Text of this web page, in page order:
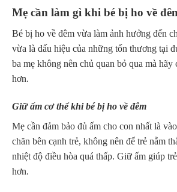
Mẹ cần làm gì khi bé bị ho về
Bé bị ho về đêm vừa làm ảnh hưởng đến
vừa là dấu hiệu của những tổn thương tại
ba mẹ không nên chủ quan bỏ qua mà hãy
hơn.
Giữ ấm cơ thể khi bé bị ho về đêm
Mẹ cần đảm bảo đủ ấm cho con nhất là
chăn bên cạnh trẻ, không nên để trẻ nằm
nhiệt độ điều hòa quá thấp. Giữ ấm giúp
hơn.